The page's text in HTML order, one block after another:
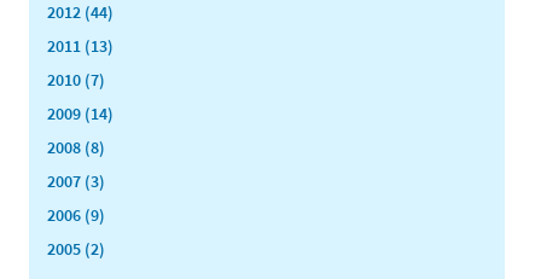
2012 (44)
2011 (13)
2010 (7)
2009 (14)
2008 (8)
2007 (3)
2006 (9)
2005 (2)